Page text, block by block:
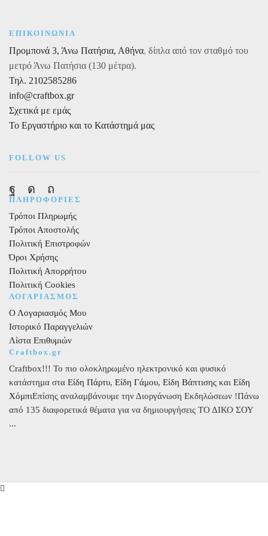
να
ΕΠΙΚΟΙΝΩΝΙΑ
Προμπονά 3, Άνω Πατήσια, Αθήνα, δίπλα από τον σταθμό του
μετρό Άνω Πατήσια (130 μέτρα).
Τηλ. 2102585286
info@craftbox.gr
Σχετικά με εμάς
Το Εργαστήριο και το Κατάστημά μας
FOLLOW US
Facebook
Instagram
Pinterest
ΠΛΗΡΟΦΟΡΙΕΣ
Τρόποι Πληρωμής
Τρόποι Αποστολής
Πολιτική Επιστροφών
Όροι Χρήσης
Πολιτική Απορρήτου
Πολιτική Cookies
ΛΟΓΑΡΙΑΣΜΟΣ
Ο Λογαριασμός Μου
Ιστορικό Παραγγελιών
Λίστα Επιθυμιών
Craftbox.gr
Craftbox!!! Το πιο ολοκληρωμένο ηλεκτρονικό και φυσικό
κατάστημα στα Είδη Πάρτυ, Είδη Γάμου, Είδη Βάπτισης και Είδη
ΧόμπιΕπίσης αναλαμβάνουμε την Διοργάνωση Εκδηλώσεων !Πάνω
από 135 διαφορετικά θέματα για να δημιουργήσεις ΤΟ ΔΙΚΟ ΣΟΥ
...